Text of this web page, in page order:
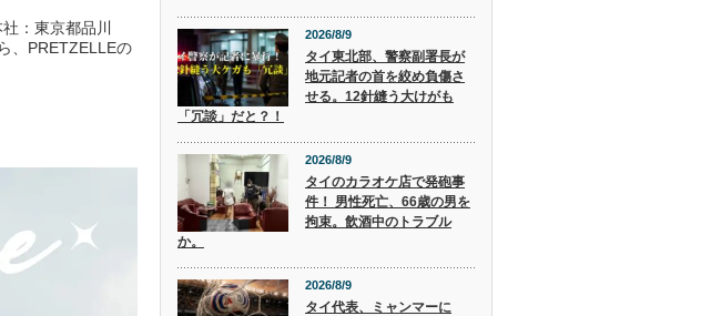
：東京都品川
、PRETZELLEの
2026/8/9
タイ東北部、警察副署長が
地元記者の首を絞め負傷さ
せる。12針縫う大けがも
「冗談」だと？！
2026/8/9
タイのカラオケ店で発砲事
件！ 男性死亡、66歳の男を
拘束。飲酒中のトラブル
か。
2026/8/9
タイ代表、ミャンマーに